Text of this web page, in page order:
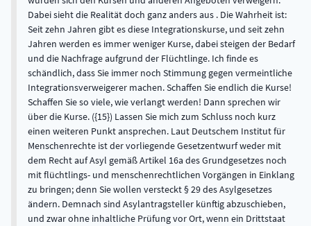
Dabei sieht die Realität doch ganz anders aus . Die Wahrheit ist:
Seit zehn Jahren gibt es diese Integrationskurse, und seit zehn
Jahren werden es immer weniger Kurse, dabei steigen der Bedarf
und die Nachfrage aufgrund der Flüchtlinge. Ich finde es
schändlich, dass Sie immer noch Stimmung gegen vermeintliche
Integrationsverweigerer machen. Schaffen Sie endlich die Kurse!
Schaffen Sie so viele, wie verlangt werden! Dann sprechen wir
über die Kurse. ({15}) Lassen Sie mich zum Schluss noch kurz
einen weiteren Punkt ansprechen. Laut Deutschem Institut für
Menschenrechte ist der vorliegende Gesetzentwurf weder mit
dem Recht auf Asyl gemäß Artikel 16a des Grundgesetzes noch
mit flüchtlings- und menschenrechtlichen Vorgängen in Einklang
zu bringen; denn Sie wollen versteckt § 29 des Asylgesetzes
ändern. Demnach sind Asylantragsteller künftig abzuschieben,
und zwar ohne inhaltliche Prüfung vor Ort, wenn ein Drittstaat